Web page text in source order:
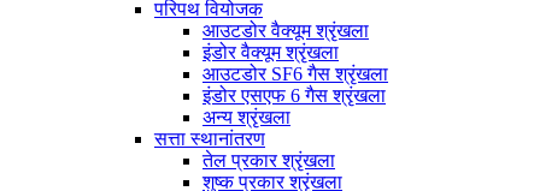
परिपथ वियोजक
आउटडोर वैक्यूम श्रृंखला
इंडोर वैक्यूम श्रृंखला
आउटडोर SF6 गैस श्रृंखला
इंडोर एसएफ 6 गैस श्रृंखला
अन्य श्रृंखला
सत्ता स्थानांतरण
तेल प्रकार श्रृंखला
शुष्क प्रकार श्रृंखला